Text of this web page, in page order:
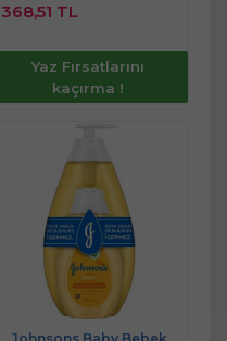
368,51 TL
Yaz Fırsatlarını
kaçırma !